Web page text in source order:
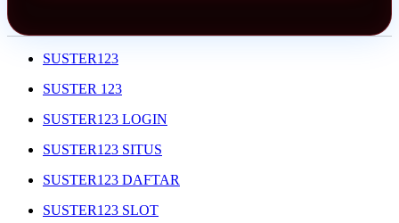
SUSTER123
SUSTER 123
SUSTER123 LOGIN
SUSTER123 SITUS
SUSTER123 DAFTAR
SUSTER123 SLOT